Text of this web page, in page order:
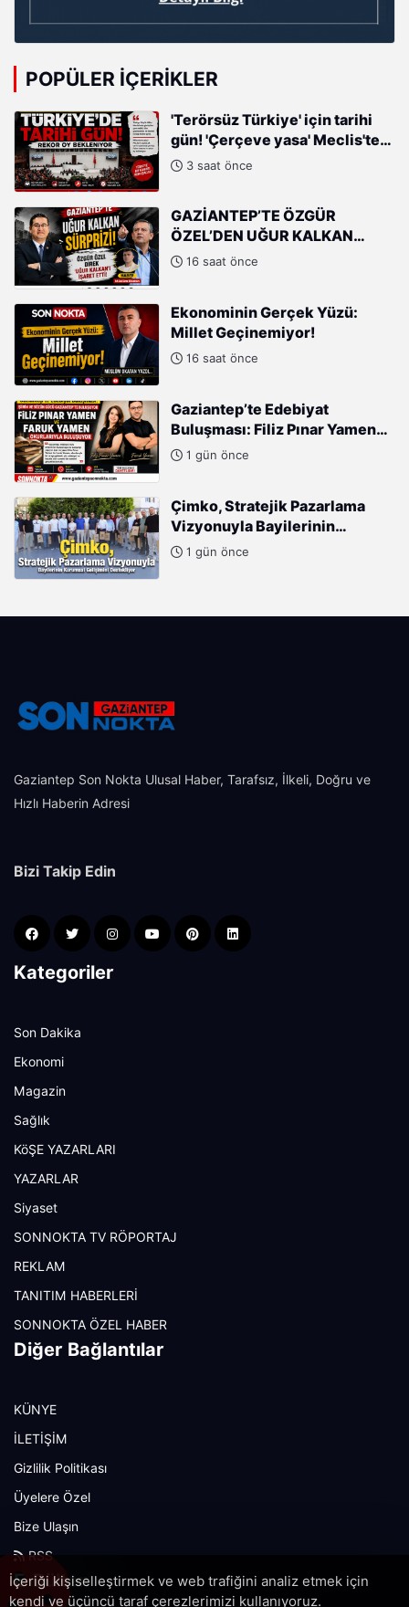
POPÜLER İÇERIKLER
'Terörsüz Türkiye' için tarihi
gün! 'Çerçeve yasa' Meclis'te
oylanacak
3 saat önce
GAZİANTEP’TE ÖZGÜR
ÖZEL’DEN UĞUR KALKAN
HAMLESİ!
16 saat önce
Ekonominin Gerçek Yüzü:
Millet Geçinemiyor!
16 saat önce
Gaziantep’te Edebiyat
Buluşması: Filiz Pınar Yamen
ve Faruk Yamen Okurlarıyla
1 gün önce
Çimko, Stratejik Pazarlama
Vizyonuyla Bayilerinin
Kurumsal Gelişimini
1 gün önce
Gaziantep Son Nokta Ulusal Haber, Tarafsız, İlkeli, Doğru ve
Hızlı Haberin Adresi
Bizi Takip Edin
Kategoriler
Son Dakika
Ekonomi
Magazin
Sağlık
KöŞE YAZARLARI
YAZARLAR
Siyaset
SONNOKTA TV RÖPORTAJ
REKLAM
TANITIM HABERLERİ
SONNOKTA ÖZEL HABER
Diğer Bağlantılar
KÜNYE
İLETİŞİM
Gizlilik Politikası
Üyelere Özel
Bize Ulaşın
RSS
E-Bülten
İçeriği kişiselleştirmek ve web trafiğini analiz etmek için
kendi ve üçüncü taraf çerezlerimizi kullanıyoruz.